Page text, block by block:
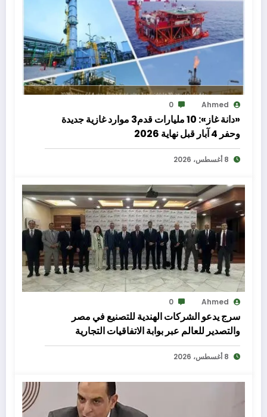
Ahmed
0
«دانة غاز»: 10 مليارات قدم3 موارد غازية جديدة
وحفر 4 آبار قبل نهاية 2026
8 أغسطس، 2026
Ahmed
0
سرج يدعو الشركات الهندية للتصنيع في مصر
والتصدير للعالم عبر بوابة الاتفاقيات التجارية
8 أغسطس، 2026